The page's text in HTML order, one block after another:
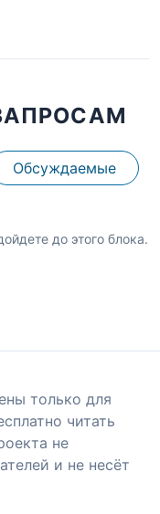
Обсуждаемые
до этого блока.
только для
читать
не
и не несёт